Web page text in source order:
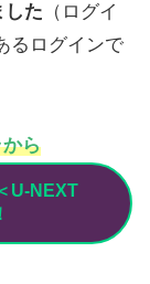
した （ログイ
るログインで
ら
U-NEXT